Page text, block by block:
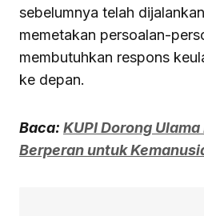
sebelumnya telah
memetakan persoalan-
membutuhkan respons
ke depan.
Baca: KUPI Dorong
Berperan untuk